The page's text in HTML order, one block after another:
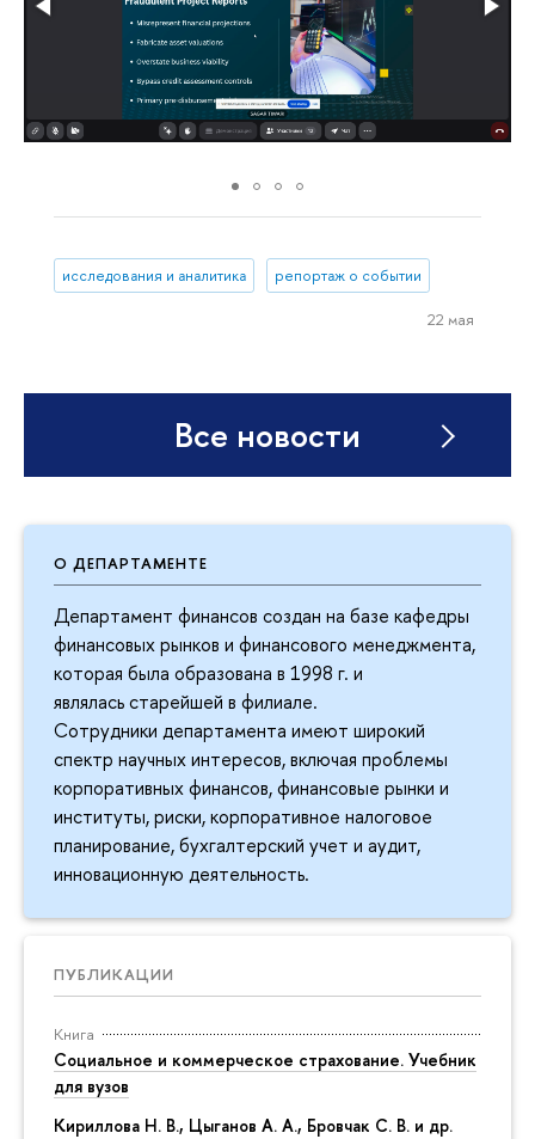
О ДЕПАРТАМЕНТЕ
Департамент финансов создан на базе кафедры
финансовых рынков и финансового менеджмента,
которая была образована в 1998 г. и
являлась старейшей в филиале.
Сотрудники департамента имеют широкий
спектр научных интересов, включая проблемы
корпоративных финансов, финансовые рынки и
институты, риски, корпоративное налоговое
планирование, бухгалтерский учет и аудит,
инновационную деятельность.
ПУБЛИКАЦИИ
Книга
Социальное и коммерческое страхование. Учебник
для вузов
Кириллова Н. В., Цыганов А. А., Бровчак С. В. и др.
исследования и аналитика репортаж о событии
22 мая
Все новости